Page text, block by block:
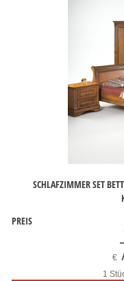
SCHLAFZIMMER SET
PREIS
€
1